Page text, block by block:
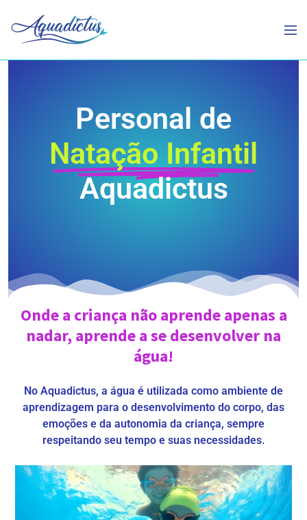
Personal de
Natação Infantil
Aquadictus
Onde a criança não aprende apenas a
nadar, aprende a se desenvolver na
água!
No Aquadictus, a água é utilizada como ambiente de
aprendizagem para o desenvolvimento do corpo, das
emoções e da autonomia da criança, sempre
respeitando seu tempo e suas necessidades.